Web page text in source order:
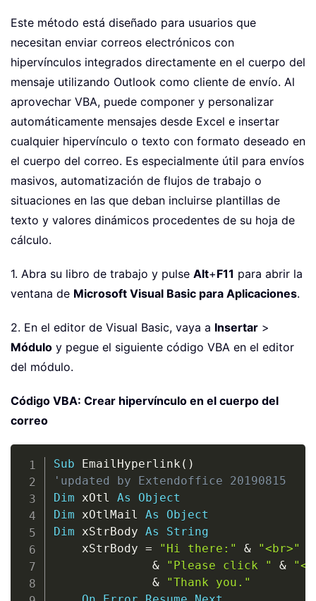
Este método está diseñado para usuarios que
necesitan enviar correos electrónicos con
hipervínculos integrados directamente en el cuerpo del
mensaje utilizando Outlook como cliente de envío. Al
aprovechar VBA, puede componer y personalizar
automáticamente mensajes desde Excel e insertar
cualquier hipervínculo o texto con formato deseado en
el cuerpo del correo. Es especialmente útil para envíos
masivos, automatización de flujos de trabajo o
situaciones en las que deban incluirse plantillas de
texto y valores dinámicos procedentes de su hoja de
cálculo.
1. Abra su libro de trabajo y pulse Alt+F11 para abrir la
ventana de Microsoft Visual Basic para Aplicaciones.
2. En el editor de Visual Basic, vaya a Insertar >
Módulo y pegue el siguiente código VBA en el editor
del módulo.
Código VBA: Crear hipervínculo en el cuerpo del
correo
Sub EmailHyperlink ( )
'updated by Extendoffice 20190815
Dim xOtl As
Object
Dim xOtlMail As
Object
Dim xStrBody As
String
    xStrBody
= "Hi there:" & "<br>"
&
"Please click " &
&
"Thank you."